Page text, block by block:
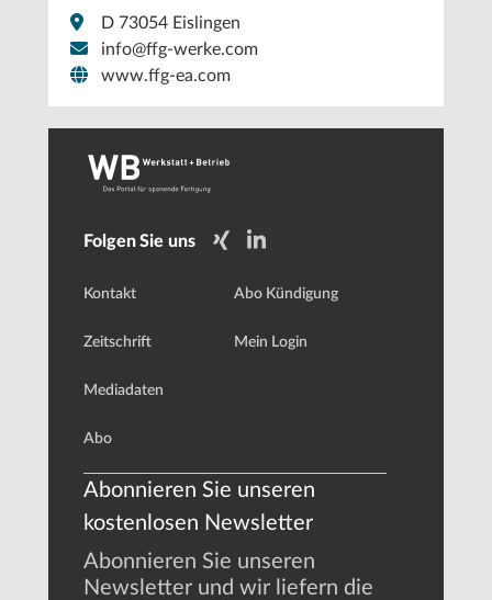
D 73054 Eislingen
info@ffg-werke.com
www.ffg-ea.com
Folgen Sie uns
Kontakt
Zeitschrift
Mediadaten
Abo
Abo Kündigung
Mein Login
Abonnieren Sie unseren
kostenlosen Newsletter
Abonnieren Sie unseren
Newsletter und wir liefern die